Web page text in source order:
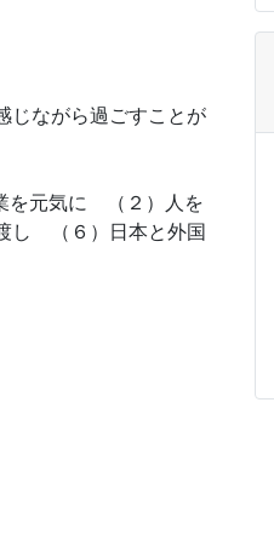
じながら過ごすことが
を元気に （２）人を
し （６）日本と外国